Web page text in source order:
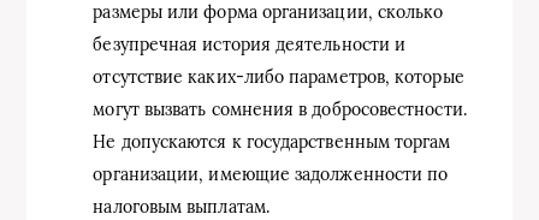
размеры или форма организации, сколько
безупречная история деятельности и
отсутствие каких-либо параметров, которые
могут вызвать сомнения в добросовестности.
Не допускаются к государственным торгам
организации, имеющие задолженности по
налоговым выплатам.